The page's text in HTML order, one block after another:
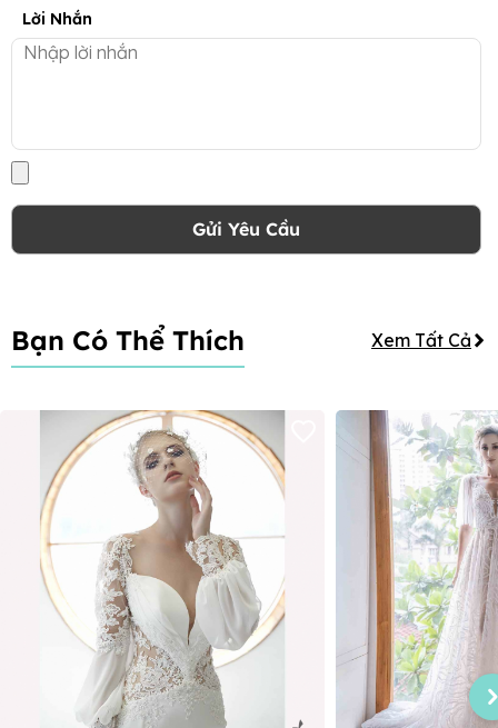
Lời Nhắn
Gửi Yêu Cầu
Bạn Có Thể Thích Xem Tất Cả